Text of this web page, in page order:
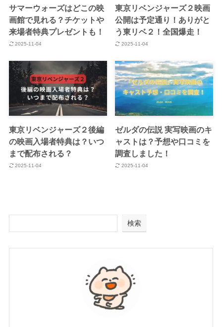
サマーウォーズはどこの映
画館で見れる？チケットや
来場者特典プレゼントも！
2025-11-04
東京リベンジャーズ２映画
公開は予定通り！ありがと
う東リベ２！全国爆走！
2025-11-04
東京リベンジャーズ２後編
の映画入場者特典は？いつ
まで配布される？
2025-11-04
ゼルダの伝説 実写映画のキ
ャストは？予想や口コミを
調査しました！
2025-11-04
検索